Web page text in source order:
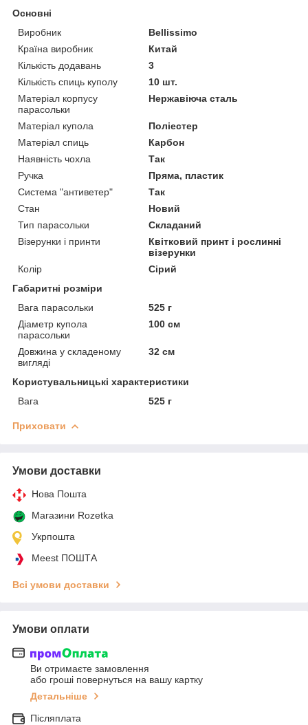
Основні
Виробник
Bellissimo
Країна виробник
Китай
Кількість додавань
3
Кількість спиць куполу
10 шт.
Матеріал корпусу
парасольки
Нержавіюча сталь
Матеріал купола
Поліестер
Матеріал спиць
Карбон
Наявність чохла
Так
Ручка
Пряма, пластик
Система "антиветер"
Так
Стан
Новий
Тип парасольки
Складаний
Візерунки і принти
Квітковий принт і рослинні
візерунки
Колір
Сірий
Габаритні розміри
Вага парасольки
525 г
Діаметр купола
парасольки
100 см
Довжина у складеному
вигляді
32 см
Користувальницькі характеристики
Вага
525 г
Приховати
Умови доставки
Нова Пошта
Магазини Rozetka
Укрпошта
Meest ПОШТА
Всі умови доставки
Умови оплати
Ви отримаєте замовлення
або гроші повернуться на вашу картку
Детальніше
Післяплата